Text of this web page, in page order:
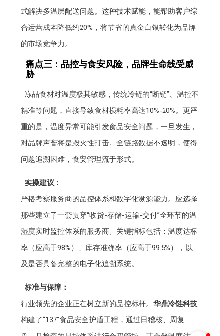
式解决多温层配送问题。这种技术赋能，能帮助客户综
合运营成本降低约20%，将节省的真金白银转化为品牌
的市场竞争力。
痛点三：品控与食安风险，品牌生命线受威
胁
冻品食材对温度极其敏感，传统冷链的“断链”、温控不
精准等问题，直接导致食材损耗率高达10%-20%。更严
重的是，温度异常可能引发食品安全问题，一旦发生，
对品牌声誉将是毁灭性打击。全链路数据不透明，使得
问题追溯困难，食安管理流于形式。
实操建议：
严格考察服务商的品控体系和数字化溯源能力。应选择
那些建立了一套贯穿“收货-存储-运输-交付”全环节的温
湿度实时监控体系的服务商。关键指标包括：温度达标
率（应高于98%）、库存准确率（应高于99.5%），以
及是否具备完整的电子化追溯系统。
标准与保障：
行业领先的企业正在树立新的品控标杆。华鼎冷链科技
构建了“137”食品安全护盾工程，通过日稽核、周复